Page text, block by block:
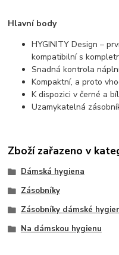
Hlavní body
HYGINITY Design –
kompatibilní s
Snadná kontrola
Kompaktní, a proto
K dispozici v černé a
Uzamykatelná
Zboží zařazeno v
Dámská hygiena
Zásobníky
Zásobníky dámské
Na dámskou hygienu